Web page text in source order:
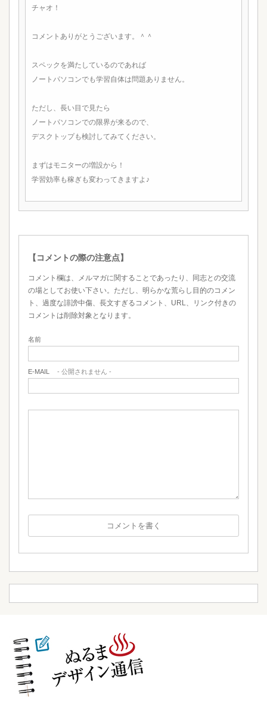
チャオ！
コメントありがとうございます。＾＾
スペックを満たしているのであれば
ノートパソコンでも学習自体は問題ありません。
ただし、長い目で見たら
ノートパソコンでの限界が来るので、
デスクトップも検討してみてください。
まずはモニターの増設から！
学習効率も稼ぎも変わってきますよ♪
【コメントの際の注意点】
コメント欄は、メルマガに関することであったり、同志との交流
の場としてお使い下さい。ただし、明らかな荒らし目的のコメン
ト、過度な誹謗中傷、長文すぎるコメント、URL、リンク付きの
コメントは削除対象となります。
名前
E-MAIL - 公開されません -